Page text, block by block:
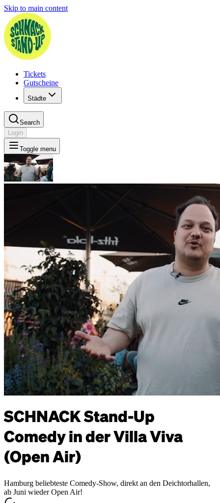
Skip to main content
Tickets
Gutscheine
Städte
Search
Login
Toggle menu
SCHNACK Stand-Up
Comedy in der Villa Viva
(Open Air)
Hamburg beliebteste Comedy-Show, direkt an den Deichtorhallen,
ab Juni wieder Open Air!